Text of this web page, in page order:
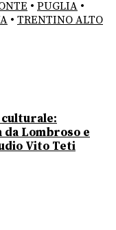
• PUGLIA •
• TRENTINO ALTO
da Lombroso e
Vito Teti